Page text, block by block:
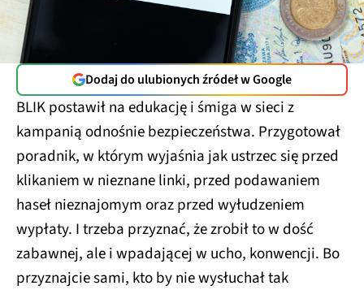
Dodaj do ulubionych źródeł w Google
BLIK postawił na edukację i śmiga w sieci z
kampanią odnośnie bezpieczeństwa. Przygotował
poradnik, w którym wyjaśnia jak ustrzec się przed
klikaniem w nieznane linki, przed podawaniem
haseł nieznajomym oraz przed wyłudzeniem
wypłaty. I trzeba przyznać, że zrobił to w dość
zabawnej, ale i wpadającej w ucho, konwencji. Bo
przyznajcie sami, kto by nie wysłuchał tak